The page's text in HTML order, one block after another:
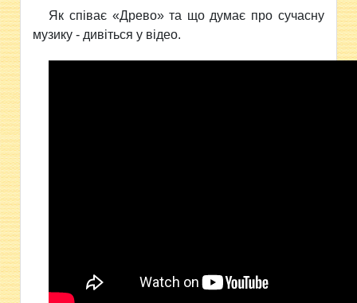
Як співає «Древо» та що думає про сучасну
музику - дивіться у відео.